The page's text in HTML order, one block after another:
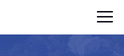
ÚŘAD